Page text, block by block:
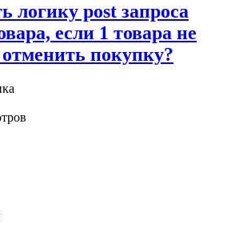
логику post запроса
если 1 товара не
покупку?